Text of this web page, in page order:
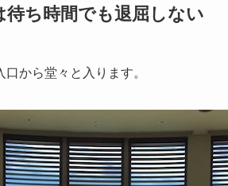
ち時間でも退屈しない
から堂々と入ります。